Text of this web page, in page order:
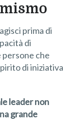
prima di
di
che
di iniziativa
leader non
grande